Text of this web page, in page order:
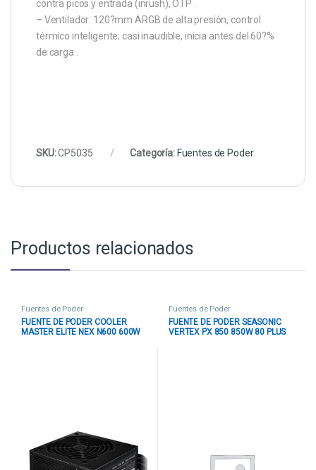
contra picos y entrada (inrush), OTP .
– Ventilador: 120?mm ARGB de alta presión, control
térmico inteligente; casi inaudible, inicia antes del 60?%
de carga .
SKU:CP5035 Categoría: Fuentes de Poder
Productos relacionados
Fuentes de Poder
FUENTE DE PODER COOLER
MASTER ELITE NEX N600 600W
Fuentes de Poder
FUENTE DE PODER SEASONIC
VERTEX PX 850 850W 80 PLUS